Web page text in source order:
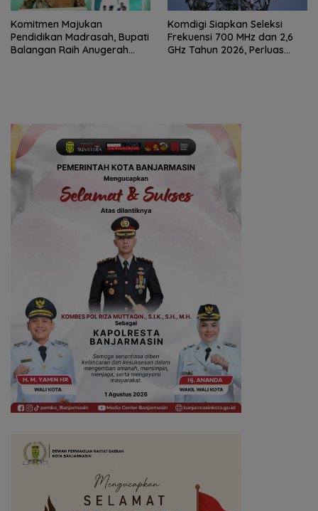
Komitmen Majukan
Pendidikan Madrasah, Bupati
Balangan Raih Anugerah
Komdigi Siapkan Seleksi
Frekuensi 700 MHz dan 2,6
GHz Tahun 2026, Perluas